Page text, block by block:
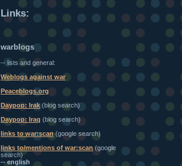
Links:
warblogs
-- lists and general:
Weblogs against war
Peaceblogs.org
Daypop: Irak (blog search)
Daypop: Iraq (blog search)
links to war:scan (google search)
links to/mentions of war:scan(google
search)
-- english